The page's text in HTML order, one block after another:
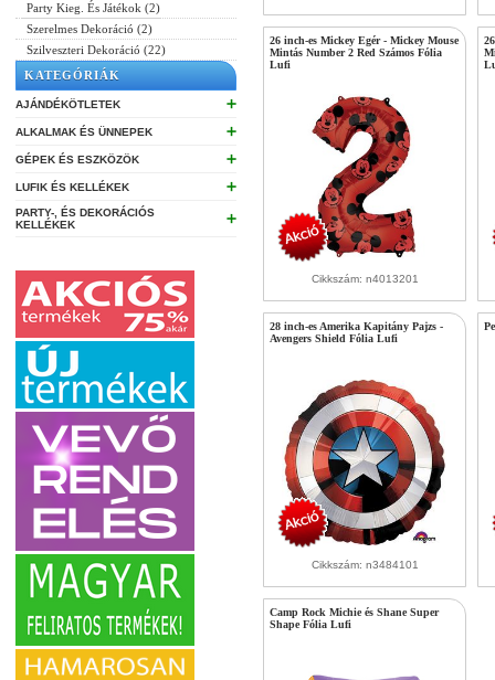
Party Kieg. És Játékok (2)
Szerelmes Dekoráció (2)
Szilveszteri Dekoráció (22)
KATEGÓRIÁK
AJÁNDÉKÖTLETEK ➕
ALKALMAK ÉS ÜNNEPEK ➕
GÉPEK ÉS ESZKÖZÖK ➕
LUFIK ÉS KELLÉKEK ➕
PARTY-, ÉS DEKORÁCIÓS
KELLÉKEK
➕
26 inch-es Mickey Egér - Mickey Mouse
Mintás Number 2 Red Számos Fólia
Lufi
Cikkszám: n4013201
28 inch-es Amerika Kapitány Pajzs -
Avengers Shield Fólia Lufi
Cikkszám: n3484101
Camp Rock Michie és Shane Super
Shape Fólia Lufi